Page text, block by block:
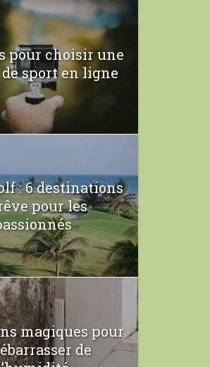
pour choisir une
sport en ligne
: 6 destinations
pour les
magiques pour
de